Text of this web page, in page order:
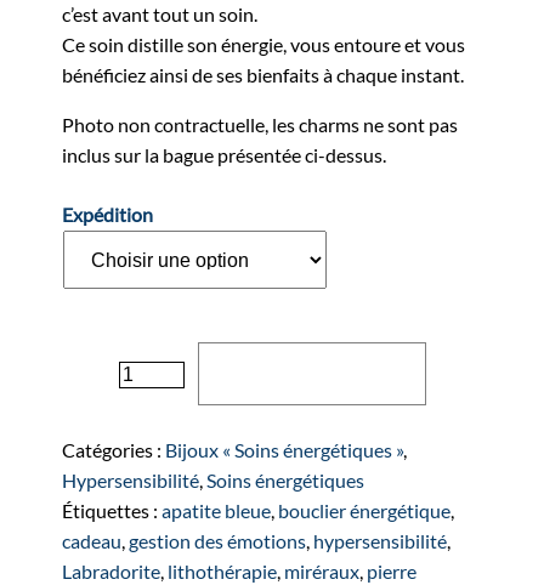
c’est avant tout un soin.
Ce soin distille son énergie, vous entoure et vous
bénéficiez ainsi de ses bienfaits à chaque instant.
Photo non contractuelle, les charms ne sont pas
inclus sur la bague présentée ci-dessus.
Expédition
de
"MOON"
argentée
Catégories : Bijoux « Soins énergétiques »,
Hypersensibilité Soins énergétiques
Étiquettes :apatite bleue bouclier énergétique
cadeau ,gestion des émotions hypersensibilité
Labradorite lithothérapie miréraux pierre